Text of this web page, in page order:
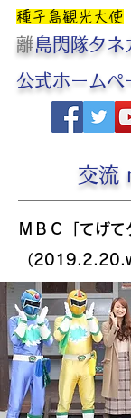
​種子島観光大使
​離島閃隊タ
公式ホームペ
ＭＢＣ「てげ
（
交流